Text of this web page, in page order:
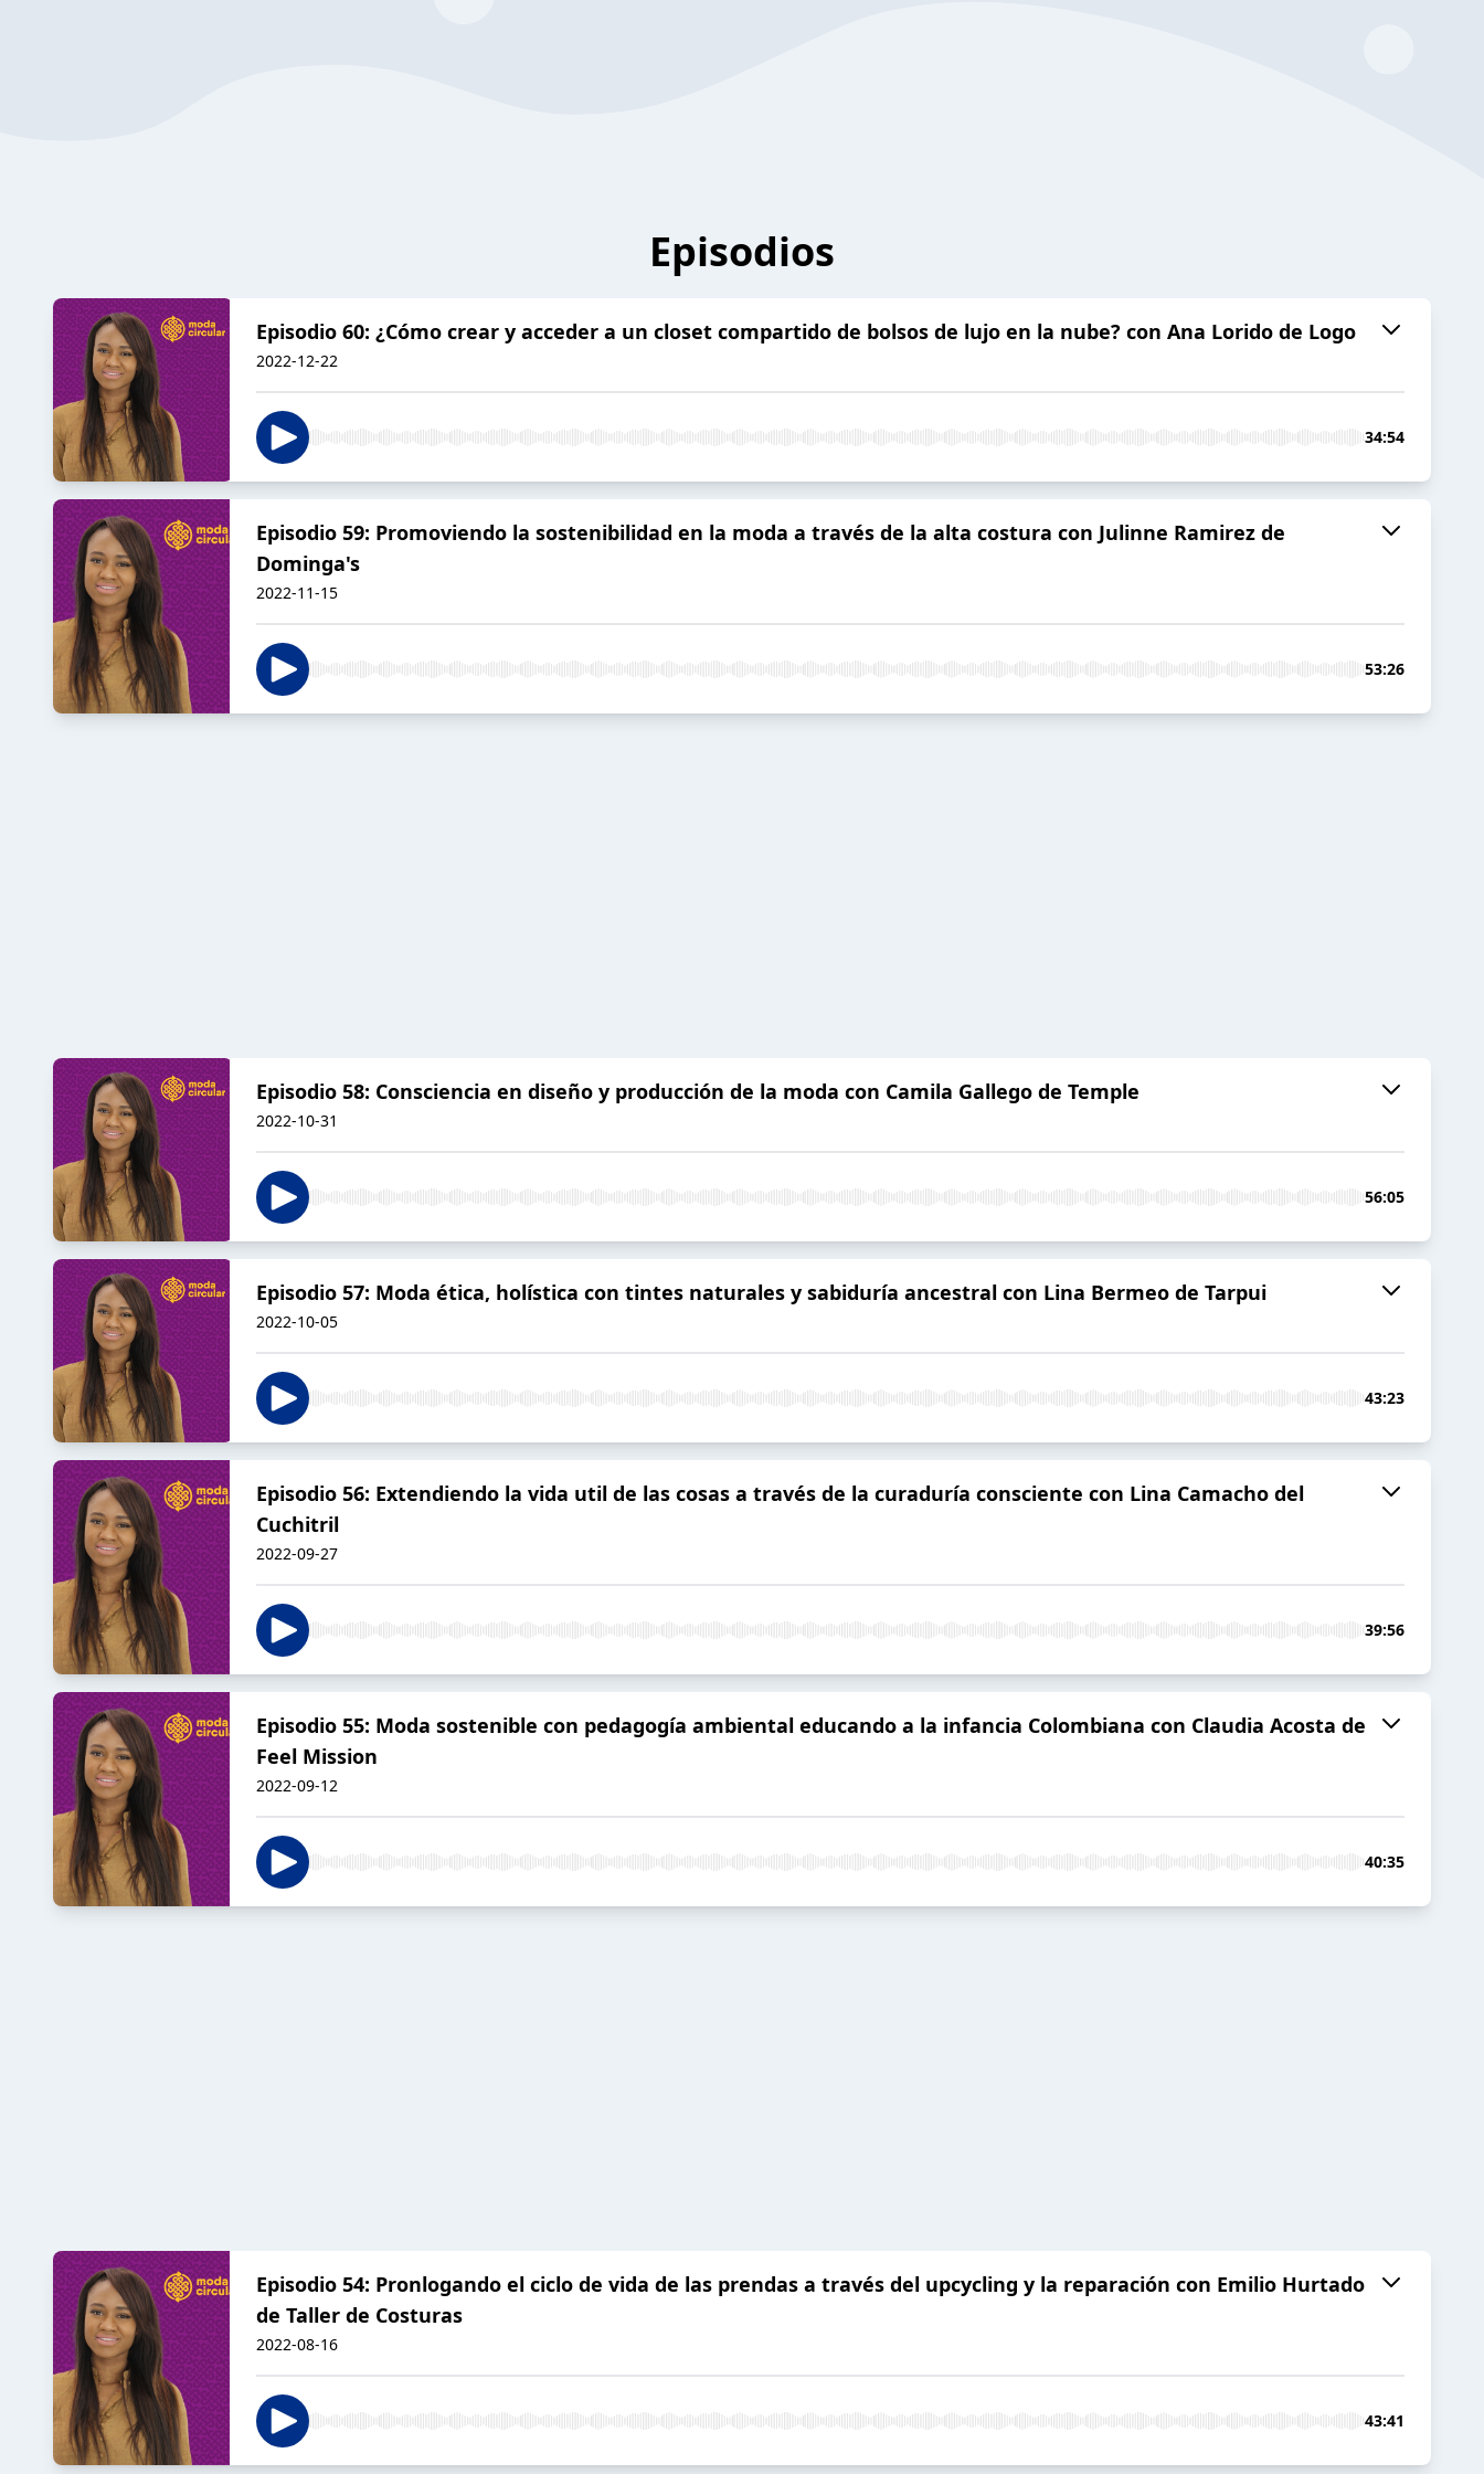
Episodios
Episodio 60: ¿Cómo crear y acceder a un closet compartido de bolsos de lujo en la nube? con Ana Lorido de Logo
2022-12-22
34:54
Episodio 59: Promoviendo la sostenibilidad en la moda a través de la alta costura con Julinne Ramirez de
Dominga's
2022-11-15
53:26
Episodio 58: Consciencia en diseño y producción de la moda con Camila Gallego de Temple
2022-10-31
56:05
Episodio 57: Moda ética, holística con tintes naturales y sabiduría ancestral con Lina Bermeo de Tarpui
2022-10-05
43:23
Episodio 56: Extendiendo la vida util de las cosas a través de la curaduría consciente con Lina Camacho del
Cuchitril
2022-09-27
39:56
Episodio 55: Moda sostenible con pedagogía ambiental educando a la infancia Colombiana con Claudia Acosta de
Feel Mission
2022-09-12
40:35
Episodio 54: Pronlogando el ciclo de vida de las prendas a través del upcycling y la reparación con Emilio Hurtado
de Taller de Costuras
2022-08-16
43:41